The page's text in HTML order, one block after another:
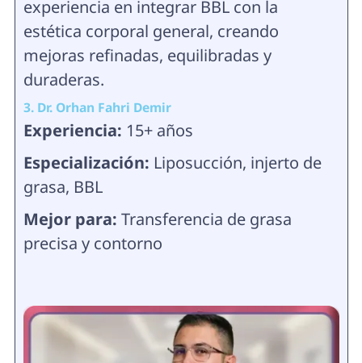
experiencia en integrar BBL con la
estética corporal general, creando
mejoras refinadas, equilibradas y
duraderas.
3. Dr. Orhan Fahri Demir
Experiencia: 15+ años
Especialización: Liposucción, injerto de
grasa, BBL
Mejor para: Transferencia de grasa
precisa y contorno